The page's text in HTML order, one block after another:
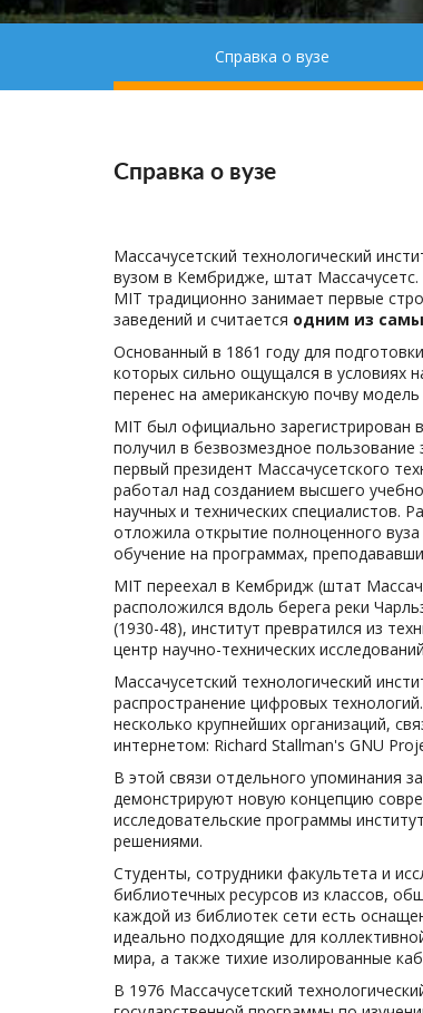
Справка о вузе
Справка о вузе
Массачусетский технологический
вузом в Кембридже, штат
MIT традиционно занимает первые
заведений и считается одним из
Основанный в 1861 году для
которых сильно ощущался в условиях
перенес на американскую почву
MIT был официально зарегистрирован
получил в безвозмездное
первый президент Массачусетского
работал над созданием высшего
научных и технических специалистов.
отложила открытие полноценного
обучение на программах,
MIT переехал в Кембридж (штат
расположился вдоль берега реки
(1930-48), институт превратился из
центр научно-технических
Массачусетский технологический
распространение цифровых
несколько крупнейших организаций,
интернетом: Richard Stallman's GNU
В этой связи отдельного упоминания
демонстрируют новую концепцию
исследовательские программы
решениями.
Студенты, сотрудники факультета и
библиотечных ресурсов из классов,
каждой из библиотек сети есть
идеально подходящие для
мира, а также тихие изолированные
В 1976 Массачусетский